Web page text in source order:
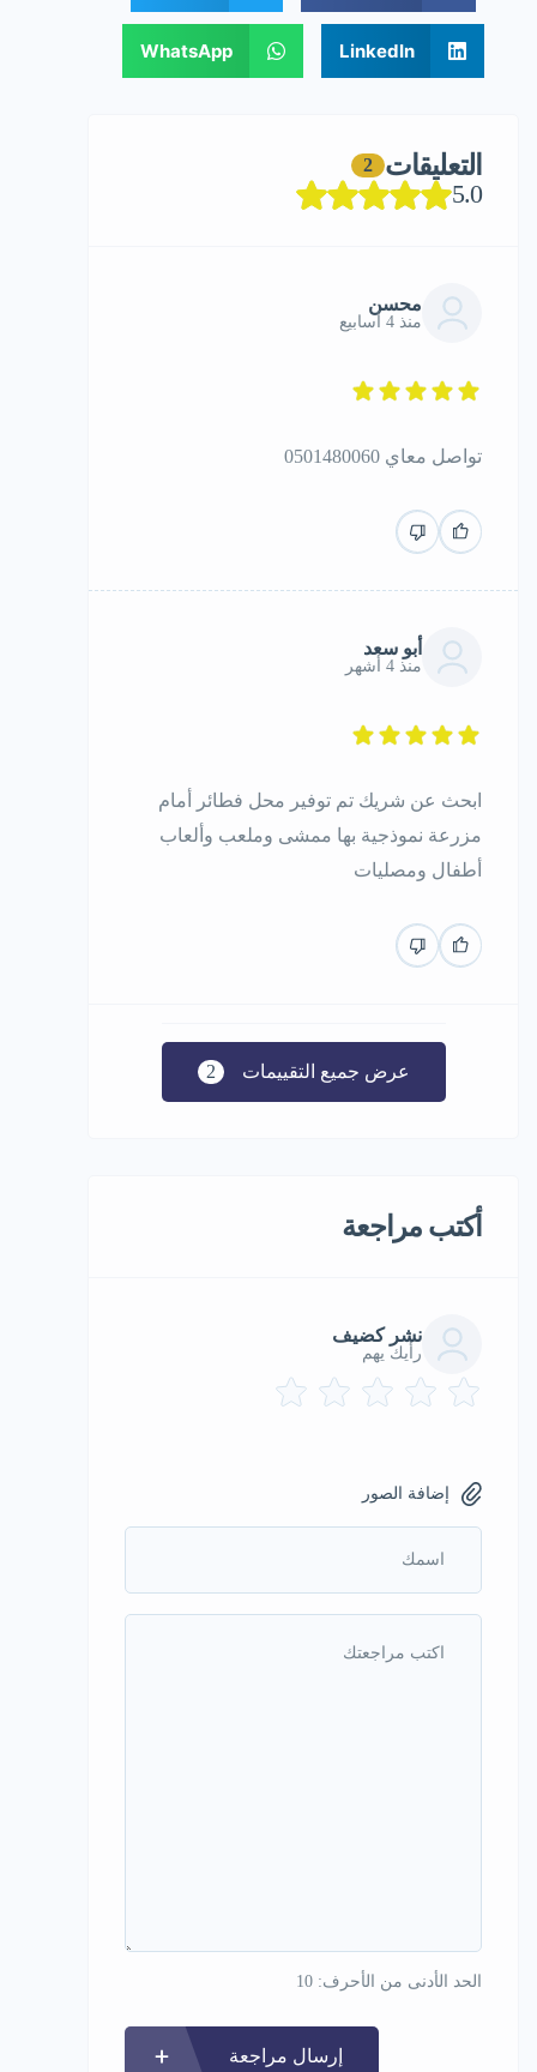
LinkedIn
WhatsApp
التعليقات 2
5.0
محسن
منذ 4 أسابيع
تواصل معاي 0501480060
أبو سعد
منذ 4 أشهر
ابحث عن شريك تم توفير محل فطائر أمام
مزرعة نموذجية بها ممشى وملعب وألعاب
أطفال ومصليات
عرض جميع التقييمات 2
أكتب مراجعة
نشر كضيف
رأيك يهم
إضافة الصور
الحد الأدنى من الأحرف: 10
إرسال مراجعة